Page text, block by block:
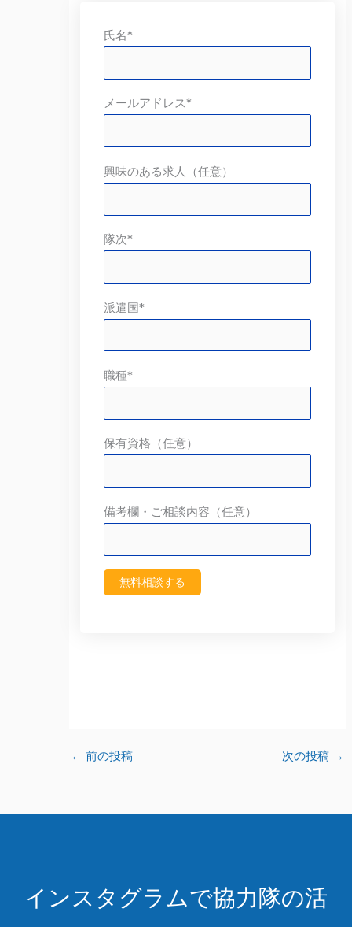
氏名*
メールアドレス*
興味のある求人（任意）
隊次*
派遣国*
職種*
保有資格（任意）
備考欄・ご相談内容（任意）
← 前の投稿 次の投稿 →
インスタグラムで協力隊の活